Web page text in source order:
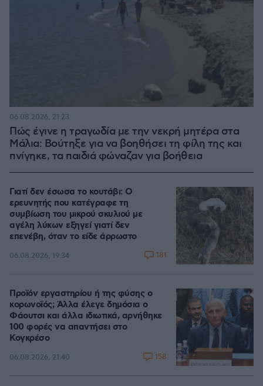
Πώς έγινε η τραγωδία με την νεκρή μητέρα στα
Μάλια: Βούτηξε για να βοηθήσει τη φίλη της και
πνίγηκε, τα παιδιά φώναζαν για βοήθεια
06.08.2026, 21:23
Γιατί δεν έσωσα το κουτάβι: Ο
ερευνητής που κατέγραφε τη
συμβίωση του μικρού σκυλιού με
αγέλη λύκων εξηγεί γιατί δεν
επενέβη, όταν το είδε άρρωστο
06.08.2026, 19:34 181
Προϊόν εργαστηρίου ή της φύσης ο
κορωνοϊός; Άλλα έλεγε δημόσια ο
Φάουτσι και άλλα ιδιωτικά, αρνήθηκε
100 φορές να απαντήσει στο
Κογκρέσο
06.08.2026, 21:40 158